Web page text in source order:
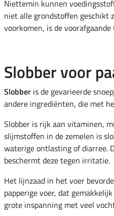
Niettemin kunnen
niet alle grondstoffen geschikt
voorkomen, is de
Slobber voor
Slobber is de gevarieerde
andere ingrediënten, die met
Slobber is rijk aan vitaminen,
slijmstoffen in de zemelen is
waterige ontlasting of diarree.
beschermt deze tegen irritatie.
Het lijnzaad in het voer
papperige voer, dat
grote inspanning met veel